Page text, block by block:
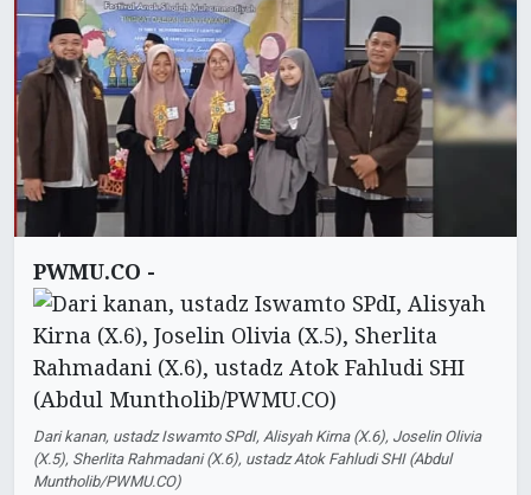
PWMU.CO -
Dari kanan, ustadz Iswamto SPdI, Alisyah Kirna (X.6), Joselin Olivia
(X.5), Sherlita Rahmadani (X.6), ustadz Atok Fahludi SHI (Abdul
Muntholib/PWMU.CO)